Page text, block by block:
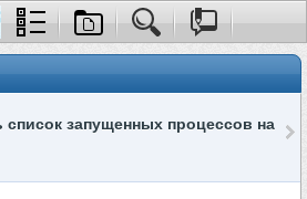
список запущенных процессов на